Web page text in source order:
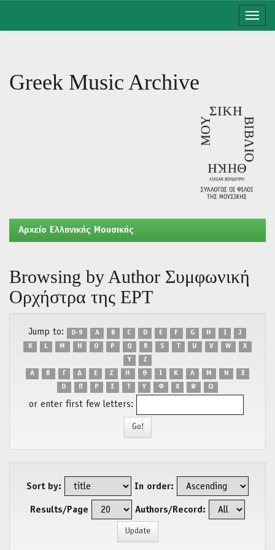
Greek Music Archive
Aρχείο Ελληνικής Μουσικής
Browsing by Author Συμφωνική
Ορχήστρα της ΕΡΤ
Jump to: 0-9 A B C D E F G H I
J
K
L M N O P Q R S T U V W
X
Y
Z
Α
Β Γ Δ Ε Ζ Η Θ Ι Κ Λ Μ Ν
Ξ
Ο
Π Ρ Σ Τ Υ Φ Χ Ψ Ω
or enter first few letters:
Sort by: In order:
Results/Page Authors/Record: